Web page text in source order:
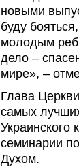
новыми
буду
молодым
дело –
мире», –
Глава
самых
Украинского
семинарии
Духом.